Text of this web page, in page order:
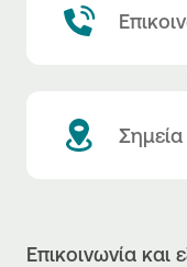
Επικοινωνία και